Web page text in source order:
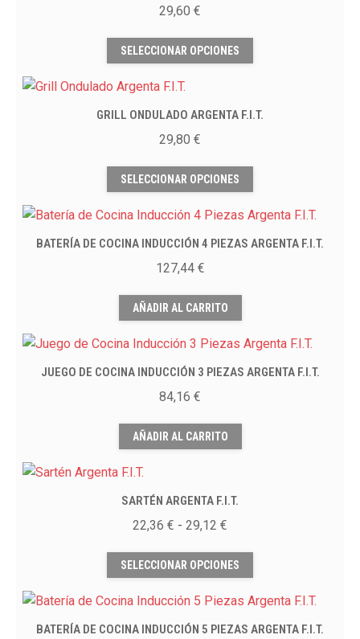
29,60 €
SELECCIONAR OPCIONES
Este
variantes.
pueden
elegir
en
GRILL ONDULADO ARGENTA F.I.T.
29,80 €
SELECCIONAR OPCIONES
Este
múltiples
variantes.
elegir
en
BATERÍA DE COCINA INDUCCIÓN 4 PIEZAS ARGENTA F.I.T.
127,44 €
AÑADIR AL CARRITO
JUEGO DE COCINA INDUCCIÓN 3 PIEZAS ARGENTA F.I.T.
84,16 €
AÑADIR AL CARRITO
SARTÉN ARGENTA F.I.T.
22,36 € - 29,12 €
precios:
22,36 €
hasta
SELECCIONAR OPCIONES
Este
múltiples
variantes.
BATERÍA DE COCINA INDUCCIÓN 5 PIEZAS ARGENTA F.I.T.